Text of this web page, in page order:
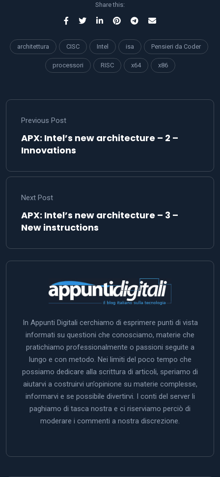
Share this:
architettura CISC Intel isa Pensieri da Coder
processori RISC x64 x86
Previous Post
APX: Intel’s new architecture – 2 –
Innovations
Next Post
APX: Intel’s new architecture – 3 –
New instructions
In Appunti Digitali cerchiamo di esprimere punti di vista
informati su questioni che conosciamo, materie che
pratichiamo professionalmente o passioni seguite a
lungo e con metodo. Nei limiti del poco tempo che
possiamo dedicare alla scrittura di articoli, speriamo di
aiutarvi a costruirvi un’opinione su materie complesse,
informarvi e se possibile divertirvi. I conti del server li
paghiamo di tasca nostra e ci riserviamo perciò di
moderare i commenti a nostra discrezione.